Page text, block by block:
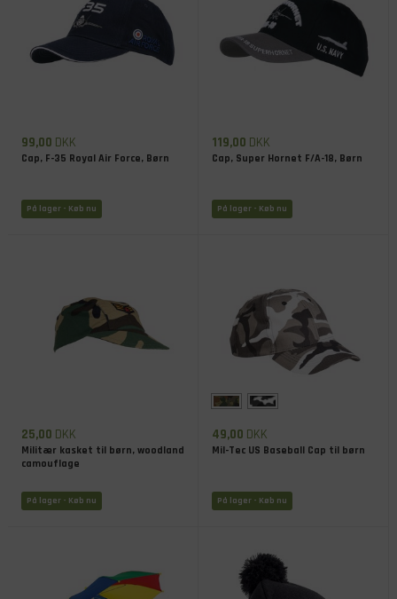
99,00 DKK
Cap, F-35 Royal Air Force, Børn
På lager - Køb nu
119,00 DKK
Cap, Super Hornet F/A-18, Børn
På lager - Køb nu
25,00 DKK
Militær kasket til børn, woodland
camouflage
På lager - Køb nu
49,00 DKK
Mil-Tec US Baseball Cap til børn
På lager - Køb nu